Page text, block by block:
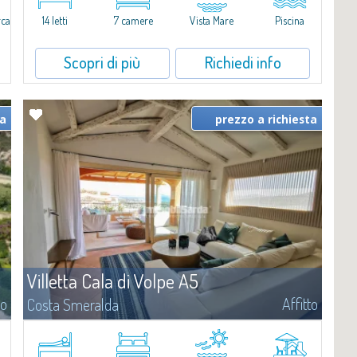
caratterizzata da un'invidiabile posizione panoramica...
14 letti 7 camere Vista Mare Piscina
Scopri di più Richiedi info
Villetta Cala di Volpe A5
Costa Smeralda Affitto
​Nuova elegante villetta inserita in un complesso residenziale di
recente costruzione a due passi da Porto Cervo, affacciato sulla
prezzo a richiesta